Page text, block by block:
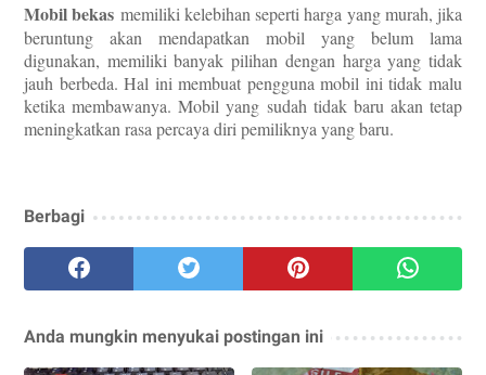
Mobil bekas memiliki kelebihan seperti harga yang murah, jika
beruntung akan mendapatkan mobil yang belum lama
digunakan, memiliki banyak pilihan dengan harga yang tidak
jauh berbeda. Hal ini membuat pengguna mobil ini tidak malu
ketika membawanya. Mobil yang sudah tidak baru akan tetap
meningkatkan rasa percaya diri pemiliknya yang baru.
Berbagi
Anda mungkin menyukai postingan ini